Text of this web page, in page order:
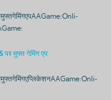
मुफ्त गेमिंग एप